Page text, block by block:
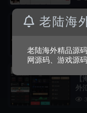
【
【
外
老陆海
老陆海外精品源
网源码、游戏源